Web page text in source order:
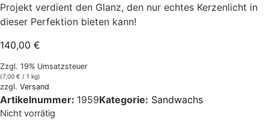
Projekt verdient den Glanz, den nur echtes Kerzenlicht in
dieser Perfektion bieten kann!
140,00 €
Zzgl. 19% Umsatzsteuer
(7,00 € / 1 kg)
zzgl. Versand
Artikelnummer: 1959Kategorie: Sandwachs
Nicht vorrätig